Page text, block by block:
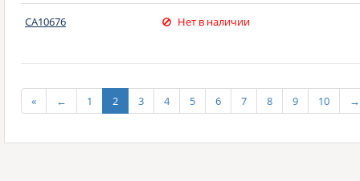
CA10676 Нет в наличии
« ← 1 2 3 4 5 6 7 8 9 10 →